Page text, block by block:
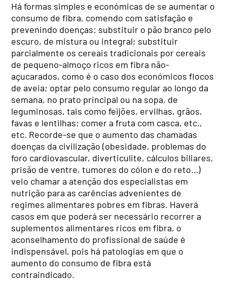
Há formas simples e económicas de se aumentar o
consumo de fibra, comendo com satisfação e
prevenindo doenças: substituir o pão branco pelo
escuro, de mistura ou integral; substituir
parcialmente os cereais tradicionais por cereais
de pequeno-almoço ricos em fibra não-
açucarados, como é o caso dos económicos flocos
de aveia; optar pelo consumo regular ao longo da
semana, no prato principal ou na sopa, de
leguminosas, tais como feijões, ervilhas, grãos,
favas e lentilhas; comer a fruta com casca, etc.,
etc. Recorde-se que o aumento das chamadas
doenças da civilização (obesidade, problemas do
foro cardiovascular, diverticulite, cálculos biliares,
prisão de ventre, tumores do cólon e do reto…)
veio chamar a atenção dos especialistas em
nutrição para as carências advenientes de
regimes alimentares pobres em fibras. Haverá
casos em que poderá ser necessário recorrer a
suplementos alimentares ricos em fibra, o
aconselhamento do profissional de saúde é
indispensável, pois há patologias em que o
aumento do consumo de fibra está
contraindicado.